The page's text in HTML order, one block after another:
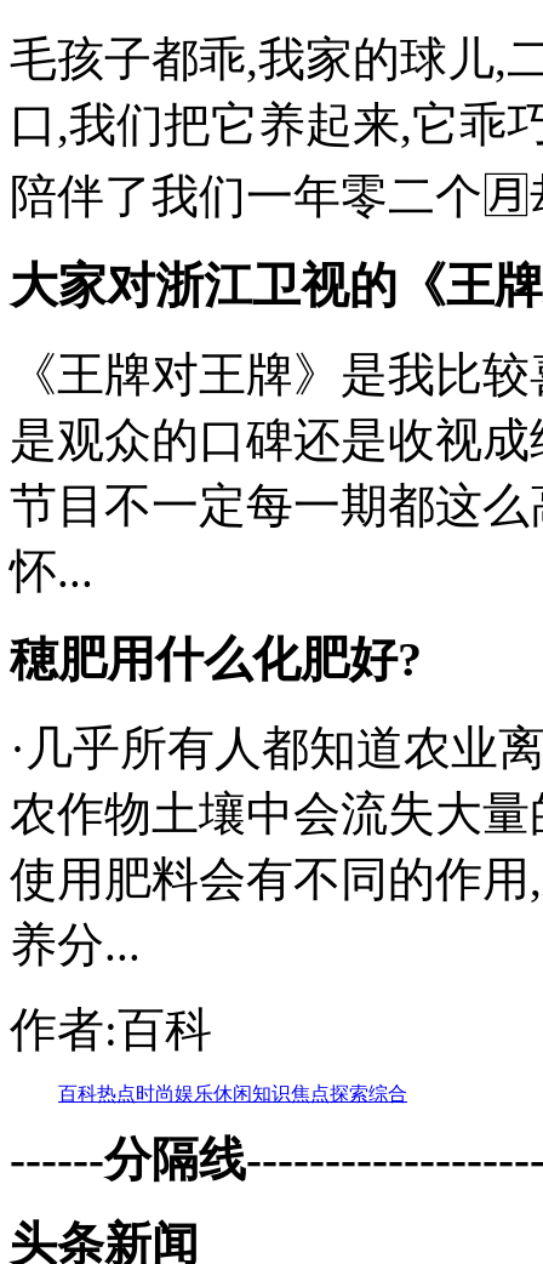
毛孩子都乖,我家的球儿,
口,我们把它养起来,它乖
陪伴了我们一年零二个
大家对浙江卫视的《王
《王牌对王牌》是我比
是观众的口碑还是收视
节目不一定每一期都这
怀...
穂肥用什么化肥好?
·几乎所有人都知道农业
农作物土壤中会流失大
使用肥料会有不同的作
养分...
作者:百科
百科热点时尚娱乐休闲知识焦点探索综合
------分隔线
头条新闻